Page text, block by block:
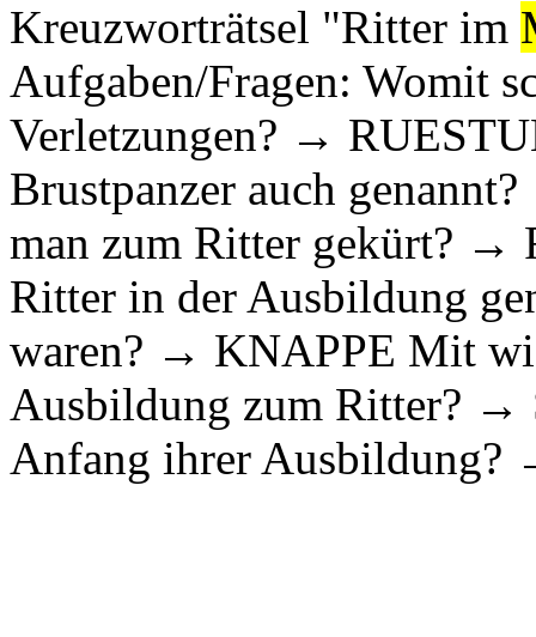
Kreuzworträtsel "Ritter im
Aufgaben/Fragen: Womit
Verletzungen? →
Brustpanzer auch
man zum Ritter gekürt? →
Ritter in der Ausbildung
waren? → KNAPPE Mit
Ausbildung zum Ritter? →
Anfang ihrer Ausbildung?